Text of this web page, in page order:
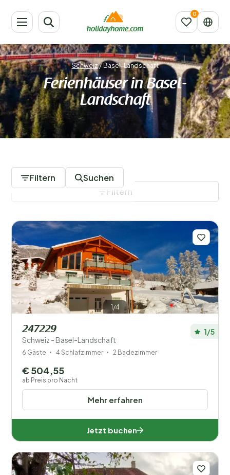
Schweiz/Basel-Landschaft
Ferienhäuser in Basel-
Landschaft
Filtern Suchen
Ihr Urlaub
Wählen Sie Reisedaten und Ihre Begleitung
Wann?
Anzahl der Gäste?
Orte
Entfernung
Typ Ferienhaus
Filtern
1/4
247229
Schweiz - Basel-Landschaft
1/5
6 Gäste 4 Schlafzimmer 2 Badezimmer
Mehr erfahren
€ 504,55
ab Preis pro Nacht
Jetzt buchen